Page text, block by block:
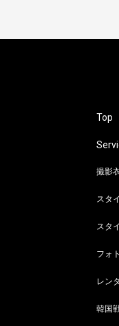
Top
撮影
スタ
スタ
フォ
レン
韓国